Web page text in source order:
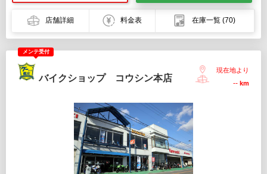
店舗詳細 料金表 在庫一覧 (70)
メンテ受付
バイクショップ コウシン本店
現在地より
-- km